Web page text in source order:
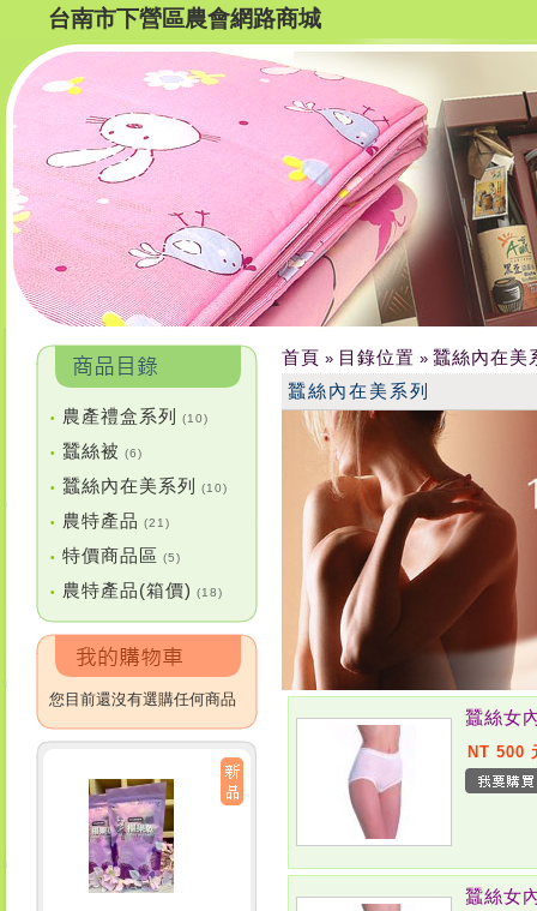
台南市下營區農會網路商城
• 農產禮盒系列 (10)
• 蠶絲被 (6)
• 蠶絲內在美系列 (10)
• 農特產品 (21)
• 特價商品區 (5)
• 農特產品(箱價) (18)
您目前還沒有選購任何商品
首頁 » 目錄位置 » 蠶絲內在美
蠶絲內在美系列
蠶絲女
NT 500
蠶絲女